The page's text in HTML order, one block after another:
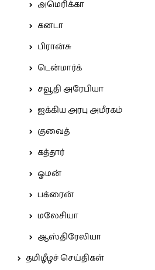
அமெரிக்கா
கனடா
பிரான்சு
டென்மார்க்
சவூதி அரேபியா
ஐக்கிய அரபு அமீரகம்
குவைத்
கத்தார்
ஓமன்
பக்ரைன்
மலேசியா
ஆஸ்திரேலியா
தமிழீழச் செய்திகள்